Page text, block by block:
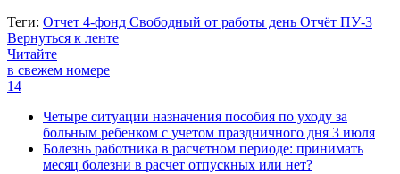
Теги: Отчет 4-фонд Свободный от работы день Отчёт ПУ-3
Вернуться к ленте
Читайте
в свежем номере
14
Четыре ситуации назначения пособия по уходу за
больным ребенком с учетом праздничного дня 3 июля
Болезнь работника в расчетном периоде: принимать
месяц болезни в расчет отпускных или нет?